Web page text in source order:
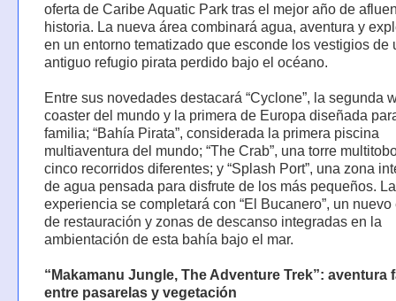
oferta de Caribe Aquatic Park tras el mejor año de
historia. La nueva área combinará agua, aventura y
en un entorno tematizado que esconde los vestigios de
antiguo refugio pirata perdido bajo el océano.
Entre sus novedades destacará “Cyclone”, la segunda
coaster del mundo y la primera de Europa diseñada
familia; “Bahía Pirata”, considerada la primera piscina
multiaventura del mundo; “The Crab”, una torre
cinco recorridos diferentes; y “Splash Port”, una zona
de agua pensada para disfrute de los más pequeños. La
experiencia se completará con “El Bucanero”, un
de restauración y zonas de descanso integradas en la
ambientación de esta bahía bajo el mar.
“Makamanu Jungle, The Adventure Trek”: aventura
entre pasarelas y vegetación